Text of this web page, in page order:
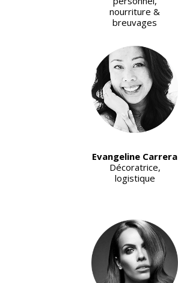
nourriture &
breuvages
Evangeline Carrera
Décoratrice,
logistique